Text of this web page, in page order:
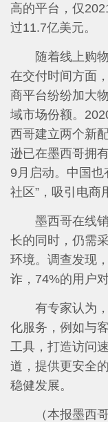
高的平台，仅
过11.7亿美元。
随着线上购物
在交付时间方面
商平台纷纷加大
域市场份额。
西哥建立两个新
逊已在墨西哥拥
9月启动。中国也
社区”，吸引电商
墨西哥在线销
长的同时，仍需
环境。调查发现
诈，74%的用户
有专家认为，
化服务，例如与
工具，打造访问
道，提供更安全
稳健发展。
（本报墨西哥